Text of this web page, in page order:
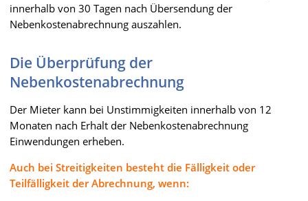
innerhalb von 30 Tagen nach Übersendung der
Nebenkostenabrechnung auszahlen.
Die Überprüfung der
Nebenkostenabrechnung
Der Mieter kann bei Unstimmigkeiten innerhalb von 12
Monaten nach Erhalt der Nebenkostenabrechnung
Einwendungen erheben.
Auch bei Streitigkeiten besteht die Fälligkeit oder
Teilfälligkeit der Abrechnung, wenn: